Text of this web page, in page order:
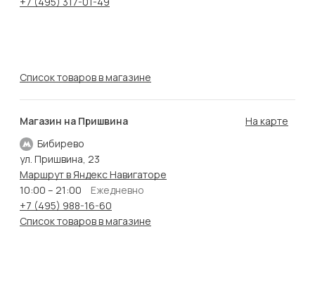
Список товаров в магазине
Магазин на Пришвина
Бибирево
На карте
ул. Пришвина, 23
Маршрут в Яндекс Навигаторе
10:00 – 21:00
Ежедневно
+7 (495) 988-16-60
Список товаров в магазине